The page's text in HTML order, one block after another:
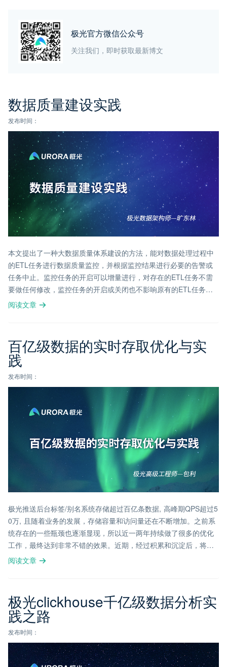
数据质量建设实践
发布时间：
本文提出了一种大数据质量体系建设的方法，能对数据处理过程中
的ETL任务进行数据质量监控，并根据监控结果进行必要的告警或
任务中止。监控任务的开启可以增量进行，对存在的ETL任务不需
要做任何修改，监控任务的开启或关闭也不影响原有的ETL任务的
依赖关系。
阅读文章
百亿级数据的实时存取优化与实
践
发布时间：
极光推送后台标签/别名系统存储超过百亿条数据, 高峰期QPS超过5
0万, 且随着业务的发展，存储容量和访问量还在不断增加。之前系
统存在的一些瓶颈也逐渐显现，所以近一两年持续做了很多的优化
工作，最终达到非常不错的效果。近期，经过积累和沉淀后，将这
一部分的工作进行总结。
阅读文章
极光clickhouse千亿级数据分析实
践之路
发布时间：
极光官方微信公众号
关注我们，即时获取最新博文